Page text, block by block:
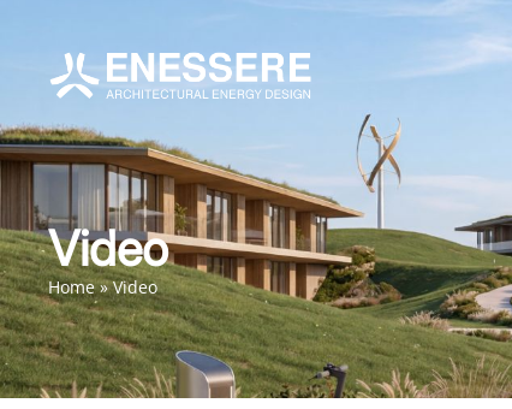
Video
Home»Video